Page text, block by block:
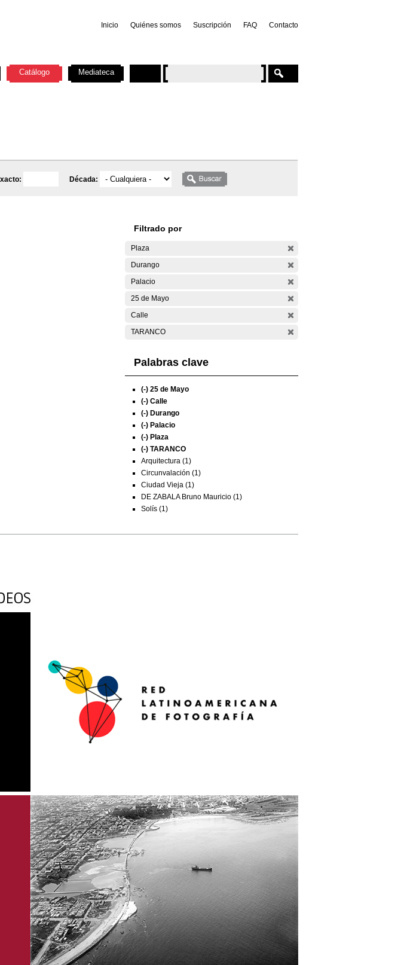
Inicio Quiénes somos Suscripción FAQ Contacto
Década:
Filtrado por
Plaza
Durango
Palacio
25 de Mayo
Calle
TARANCO
Palabras clave
(-) 25 de Mayo
(-) Calle
(-) Durango
(-) Palacio
(-) Plaza
(-) TARANCO
Arquitectura (1)
Circunvalación (1)
Ciudad Vieja (1)
DE ZABALA Bruno Mauricio (1)
Solís (1)
Catálogo Mediateca